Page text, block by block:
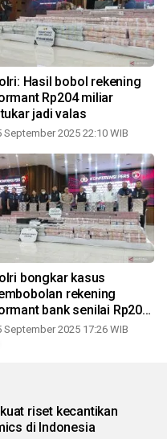
Hasil bobol rekening
Rp204 miliar
jadi valas
September 2025 22:10 WIB
bongkar kasus
rekening
bank senilai Rp204
September 2025 17:26 WIB
riset kecantikan
di Indonesia